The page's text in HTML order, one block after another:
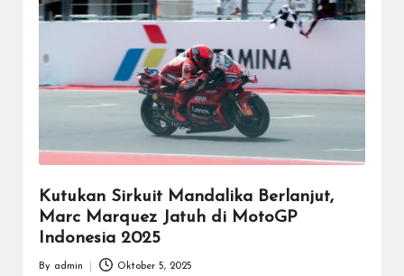
Kutukan Sirkuit Mandalika Berlanjut,
Marc Marquez Jatuh di MotoGP
Indonesia 2025
By admin Oktober 5, 2025